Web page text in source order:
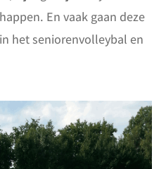
En vaak gaan deze
het seniorenvolleybal en